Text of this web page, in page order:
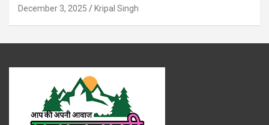
December 3, 2025 Kripal Singh